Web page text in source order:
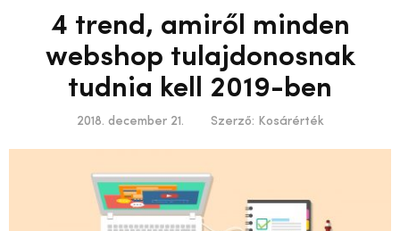
4 trend, amiről minden
webshop tulajdonosnak
tudnia kell 2019-ben
2018. december 21. Szerző: Kosárérték